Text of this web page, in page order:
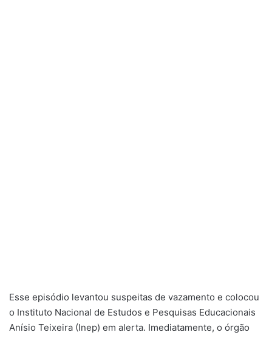
Esse episódio levantou suspeitas de vazamento e colocou
o Instituto Nacional de Estudos e Pesquisas Educacionais
Anísio Teixeira (Inep) em alerta. Imediatamente, o órgão